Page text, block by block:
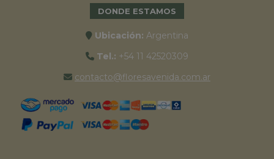
DONDE ESTAMOS
Ubicación: Argentina
Tel.: +54 11 42520309
contacto@floresavenida.com.ar